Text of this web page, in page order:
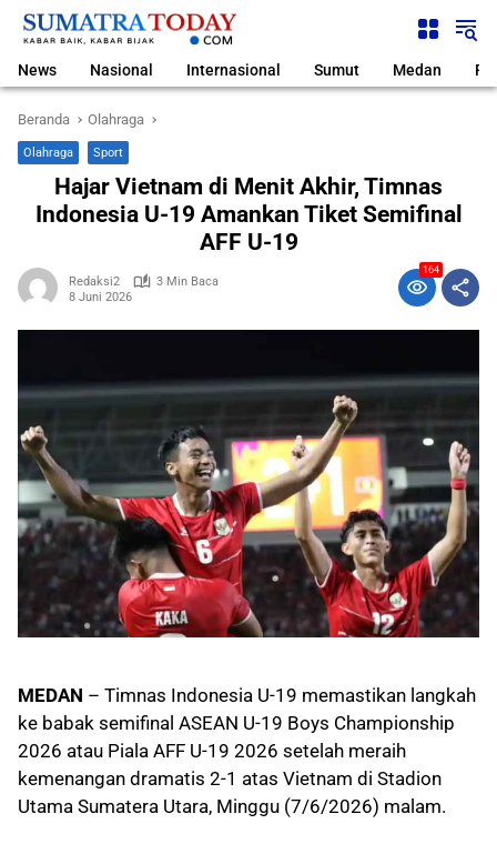
Langsung
News Nasional Internasional Sumut Medan
Beranda Olahraga
Olahraga Sport
Hajar Vietnam di Menit Akhir, Timnas
Indonesia U-19 Amankan Tiket Semifinal
AFF U-19
Redaksi2
3 Min Baca
8 Juni 2026
164
MEDAN – Timnas Indonesia U-19 memastikan langkah
ke babak semifinal ASEAN U-19 Boys Championship
2026 atau Piala AFF U-19 2026 setelah meraih
kemenangan dramatis 2-1 atas Vietnam di Stadion
Utama Sumatera Utara, Minggu (7/6/2026) malam.